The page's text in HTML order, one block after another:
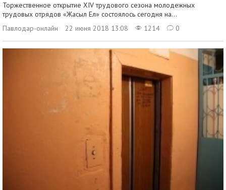
Торжественное открытие XIV трудового сезона молодежных
трудовых отрядов «Жасыл Ел» состоялось сегодня на...
Павлодар-онлайн
22 июня 2018 13:08 1214 0